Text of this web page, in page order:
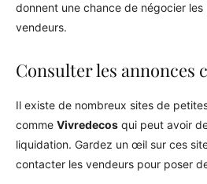
donnent une chance de négocier
vendeurs.
Consulter les annonces
Il existe de nombreux sites de
comme Vivredecos qui peut avoir
liquidation. Gardez un œil sur ces
contacter les vendeurs pour poser